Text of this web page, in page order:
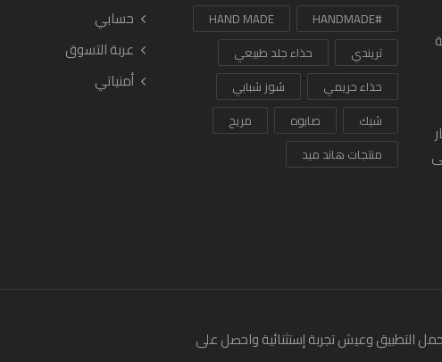
#HANDMADE
HAND MADE
تريندي
حذاء جلد طبيعي
حذاء حريمي
شوز شبابي
شيك
صابوه
مريح
منتجات هاند ميد
حسابي
عربة التسوق
أمنياتي
التطبيق وعيش تجربة إستثنائية واحصل على